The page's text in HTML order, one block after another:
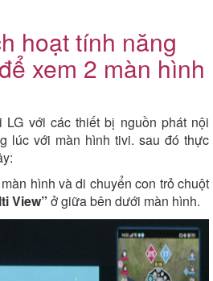
hoạt tính năng
xem 2 màn hình
với các thiết bị nguồn phát nội
lúc với màn hình tivi. sau đó thực
hình và di chuyển con trỏ chuột
View” ở giữa bên dưới màn hình.